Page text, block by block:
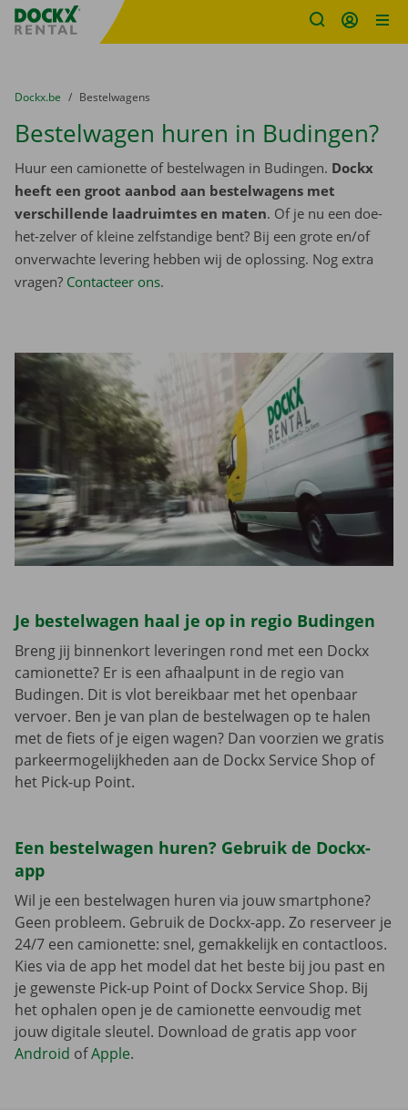
Fratello DEMO
U bevindt zich hier:
van
Dockx.be naar
Bestelwagens
Bestelwagen huren in Budingen?
Huur een camionette of bestelwagen in Budingen. Dockx
heeft een groot aanbod aan bestelwagens met
verschillende laadruimtes en maten. Of je nu een doe-
het-zelver of kleine zelfstandige bent? Bij een grote en/of
onverwachte levering hebben wij de oplossing. Nog extra
vragen? Contacteer ons.
Je bestelwagen haal je op in regio Budingen
Breng jij binnenkort leveringen rond met een Dockx
camionette? Er is een afhaalpunt in de regio van
Budingen. Dit is vlot bereikbaar met het openbaar
vervoer. Ben je van plan de bestelwagen op te halen
met de fiets of je eigen wagen? Dan voorzien we gratis
parkeermogelijkheden aan de Dockx Service Shop of
het Pick-up Point.
Een bestelwagen huren? Gebruik de Dockx-
app
Wil je een bestelwagen huren via jouw smartphone?
Geen probleem. Gebruik de Dockx-app. Zo reserveer je
24/7 een camionette: snel, gemakkelijk en contactloos.
Kies via de app het model dat het beste bij jou past en
je gewenste Pick-up Point of Dockx Service Shop. Bij
het ophalen open je de camionette eenvoudig met
jouw digitale sleutel. Download de gratis app voor
Android ofApple.